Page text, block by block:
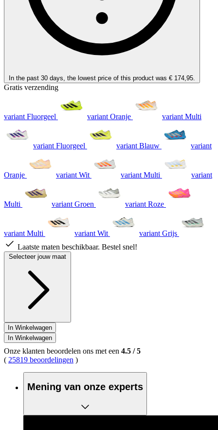
In the past 30 days, the lowest price of this product was € 174,95.
Gratis verzending
variant Fluorgeel variant Oranje variant Multi
variant Fluorgeel variant Blauw variant
Oranje variant Wit variant Multi variant
Multi variant Groen variant Roze
variant Multi variant Wit
variant Grijs
Laatste maten beschikbaar. Bestel snel!
Selecteer jouw maat
In Winkelwagen
In Winkelwagen
Onze klanten beoordelen ons met een 4.5 /5
( 25819 beoordelingen )
Mening van onze experts